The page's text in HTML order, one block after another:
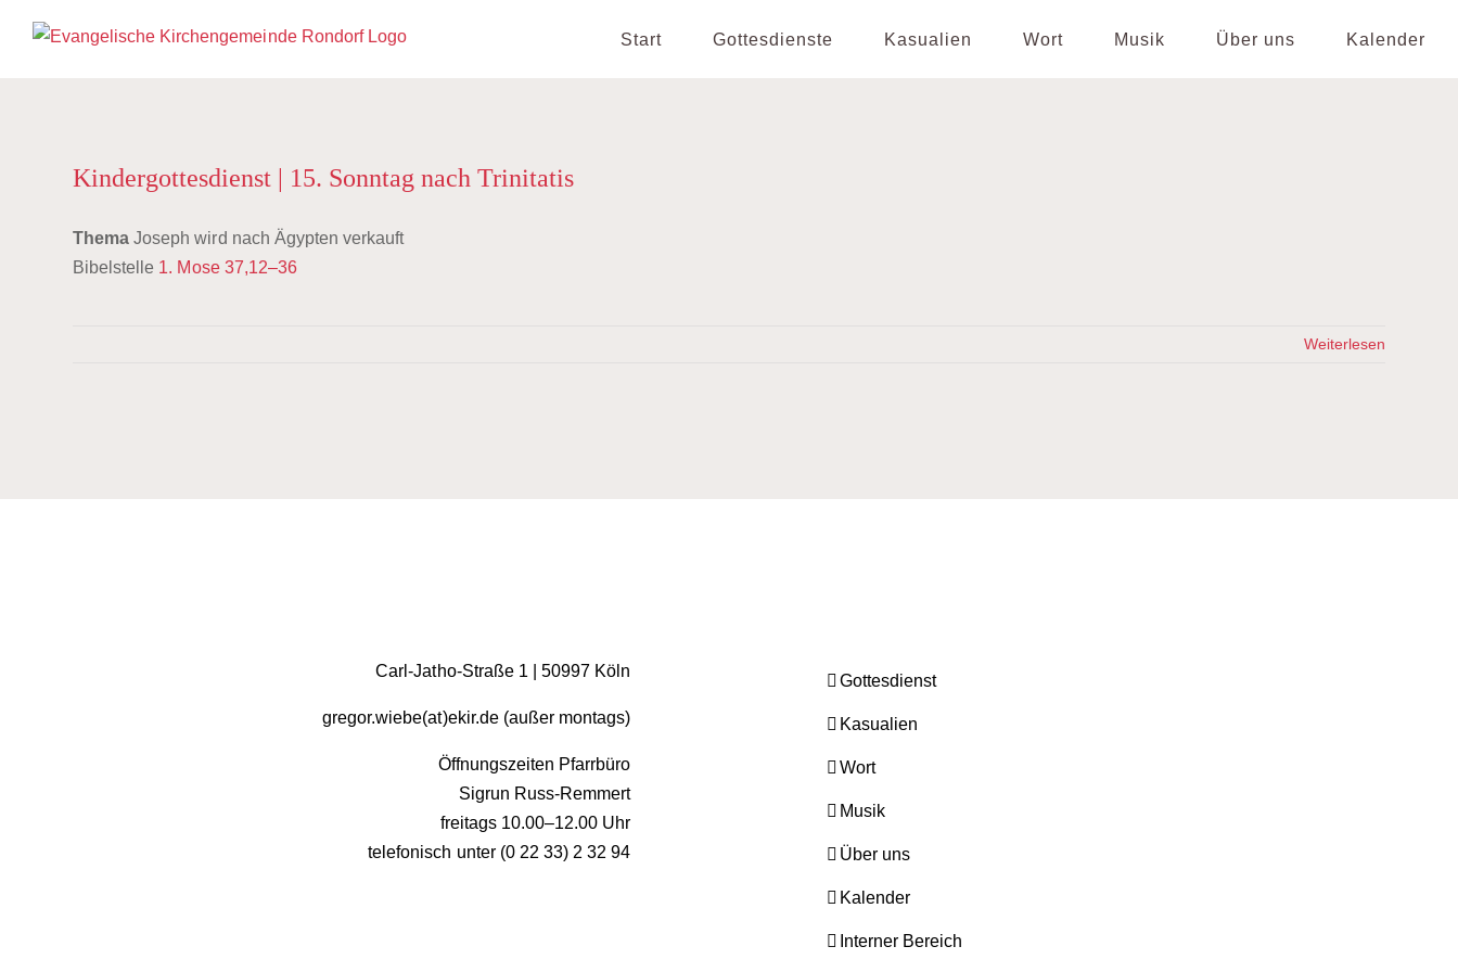
Inhalt
Start Gottesdienste Kasualien Wort Musik Über uns Kalender
Kindergottesdienst | 15. Sonntag nach Trinitatis
Thema Joseph wird nach Ägypten verkauft
Bibelstelle 1. Mose 37,12–36
Weiterlesen
Carl-Jatho-Straße 1 | 50997 Köln
gregor.wiebe(at)ekir.de (außer montags)
Öffnungszeiten Pfarrbüro
Sigrun Russ-Remmert
freitags 10.00–12.00 Uhr
telefonisch unter (0 22 33) 2 32 94
Gottesdienst
Kasualien
Wort
Musik
Über uns
Kalender
Interner Bereich